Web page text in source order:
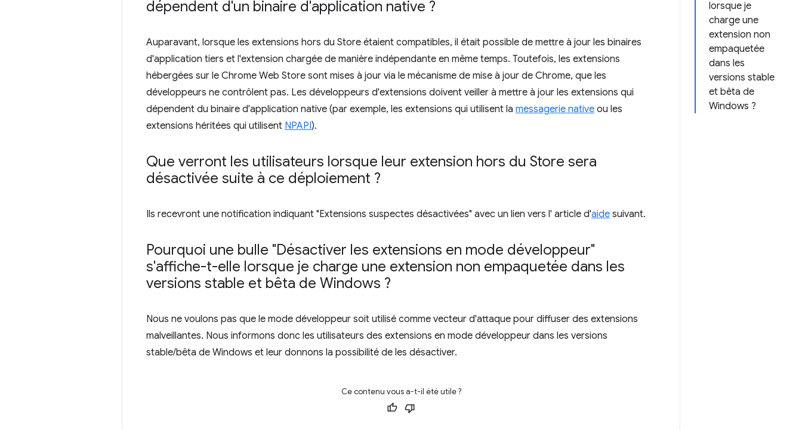
lorsque je
charge une
extension non
empaquetée
dans les
versions stable
et bêta de
Windows ?
dépendent d'un binaire d'application native ?
Auparavant, lorsque les extensions hors du Store étaient compatibles, il était possible de mettre à jour les binaires
d'application tiers et l'extension chargée de manière indépendante en même temps. Toutefois, les extensions
hébergées sur le Chrome Web Store sont mises à jour via le mécanisme de mise à jour de Chrome, que les
développeurs ne contrôlent pas. Les développeurs d'extensions doivent veiller à mettre à jour les extensions qui
dépendent du binaire d'application native (par exemple, les extensions qui utilisent la messagerie native ou les
extensions héritées qui utilisent NPAPI).
Que verront les utilisateurs lorsque leur extension hors du Store sera
désactivée suite à ce déploiement ?
Ils recevront une notification indiquant "Extensions suspectes désactivées" avec un lien vers l' article d'aide suivant.
Pourquoi une bulle "Désactiver les extensions en mode développeur"
s'affiche-t-elle lorsque je charge une extension non empaquetée dans les
versions stable et bêta de Windows ?
Nous ne voulons pas que le mode développeur soit utilisé comme vecteur d'attaque pour diffuser des extensions
malveillantes. Nous informons donc les utilisateurs des extensions en mode développeur dans les versions
stable/bêta de Windows et leur donnons la possibilité de les désactiver.
Ce contenu vous a-t-il été utile ?